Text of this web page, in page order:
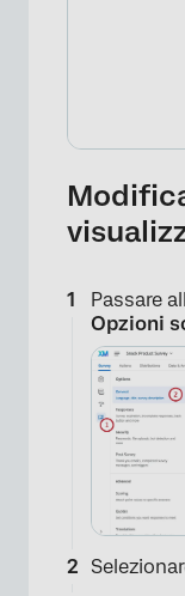
Passare
Opzioni